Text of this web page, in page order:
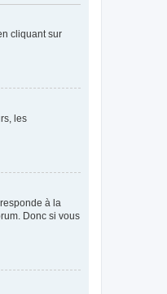
cliquant sur
les
à la
Donc si vous